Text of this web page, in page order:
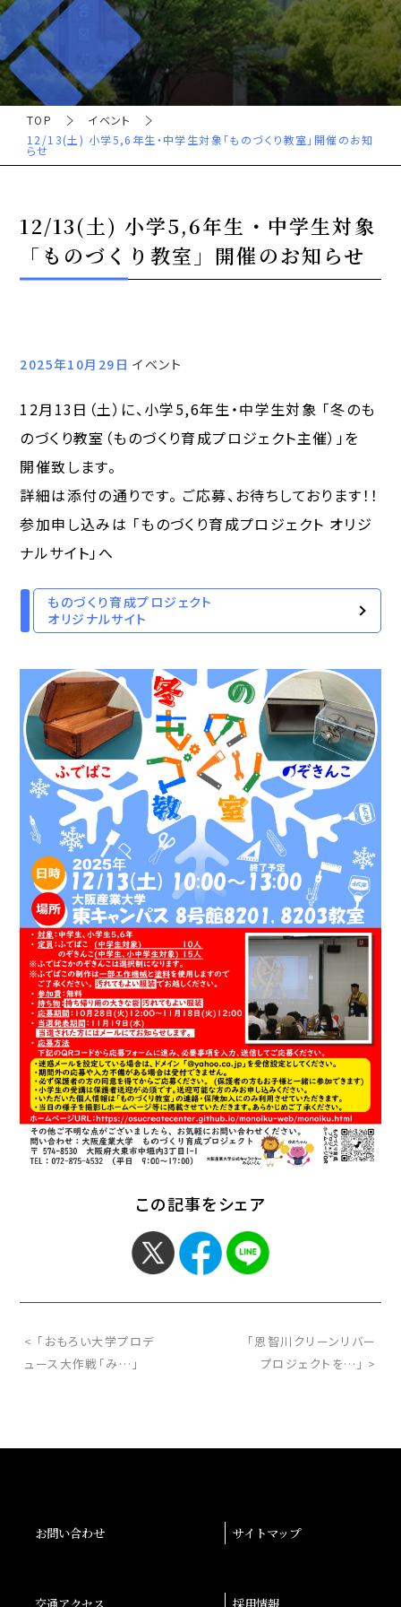
TOP
イベント
12/13(土) 小学5,6年生・中学生対象「ものづくり教室」開催のお知
らせ
12/13(土) 小学5,6年生・中学生対象
「ものづくり教室」開催のお知らせ
2025年10月29日イベント
12月13日（土）に、小学5,6年生・中学生対象 「冬のも
のづくり教室（ものづくり育成プロジェクト主催）」を
開催致します。
詳細は添付の通りです。 ご応募、お待ちしております！！
参加申し込みは 「ものづくり育成プロジェクト オリジ
ナルサイト」へ
ものづくり育成プロジェクト
オリジナルサイト
この記事をシェア
< 「おもろい大学プロデ
ュース大作戦「み…」
「恩智川クリーンリバー
プロジェクトを…」 >
お問い合わせ サイトマップ